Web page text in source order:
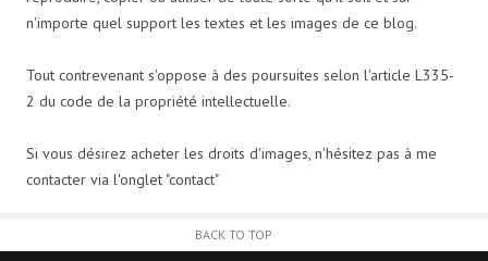
n'importe quel support les textes et les images de ce blog.
Tout contrevenant s'oppose à des poursuites selon l'article L335-
2 du code de la propriété intellectuelle.
Si vous désirez acheter les droits d'images, n'hésitez pas à me
contacter via l'onglet "contact"
BACK TO TOP